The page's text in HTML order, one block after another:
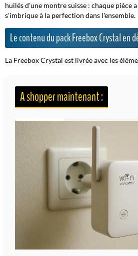
huilés d'une montre suisse : chaque pièce
s'imbrique à la perfection dans l'ensemble.
Le contenu du pack Freebox Crystal en
La Freebox Crystal est livrée avec les
A shopper maintenant :